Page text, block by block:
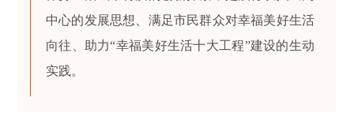
中心的发展思想、满足市民群众对幸福美好生活
向往、助力“幸福美好生活十大工程”建设的生动
实践。